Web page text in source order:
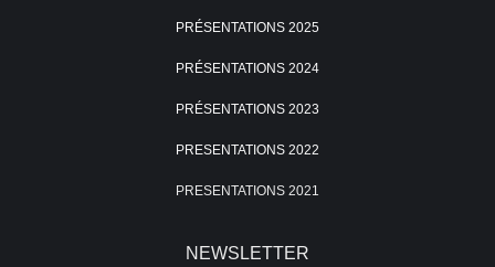
PRÉSENTATIONS 2025
PRÉSENTATIONS 2024
PRÉSENTATIONS 2023
PRESENTATIONS 2022
PRESENTATIONS 2021
NEWSLETTER